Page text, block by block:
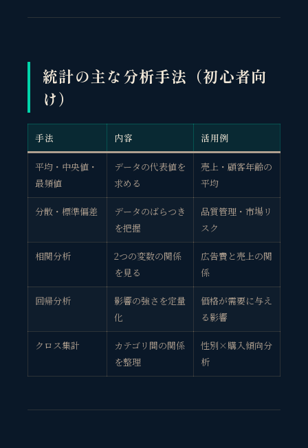
統計の主な分析手法（初心者向
け）
手法 内容 活用例
平均・中央値・
最頻値
データの代表値を
求める
売上・顧客年齢の
平均
分散・標準偏差
データのばらつき
を把握
品質管理・市場リ
スク
相関分析
2つの変数の関係
を見る
広告費と売上の関
係
回帰分析
影響の強さを定量
化
価格が需要に与え
る影響
クロス集計
カテゴリ間の関係
を整理
性別×購入傾向分
析